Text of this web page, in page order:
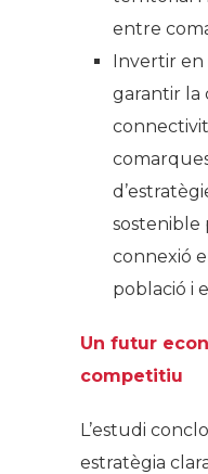
entre
Invertir
garantir la
sostenible
connexió
població i
Un futur
competitiu
L’estudi
estratègia